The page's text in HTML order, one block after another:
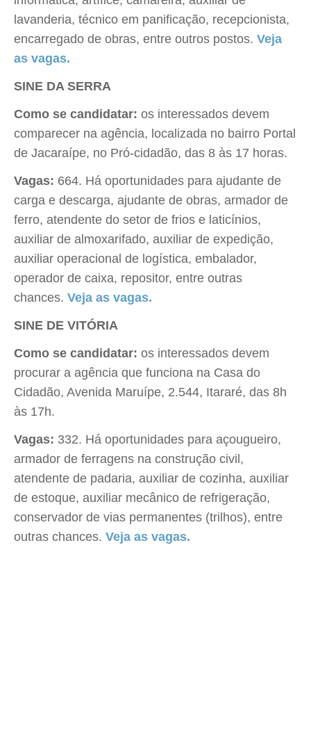
lavanderia, técnico em panificação, recepcionista,
encarregado de obras, entre outros postos. Veja
as vagas.
SINE DA SERRA
Como se candidatar: os interessados devem
comparecer na agência, localizada no bairro Portal
de Jacaraípe, no Pró-cidadão, das 8 às 17 horas.
Vagas: 664. Há oportunidades para ajudante de
carga e descarga, ajudante de obras, armador de
ferro, atendente do setor de frios e laticínios,
auxiliar de almoxarifado, auxiliar de expedição,
auxiliar operacional de logística, embalador,
operador de caixa, repositor, entre outras
chances. Veja as vagas.
SINE DE VITÓRIA
Como se candidatar: os interessados devem
procurar a agência que funciona na Casa do
Cidadão, Avenida Maruípe, 2.544, Itararé, das 8h
às 17h.
Vagas: 332. Há oportunidades para açougueiro,
armador de ferragens na construção civil,
atendente de padaria, auxiliar de cozinha, auxiliar
de estoque, auxiliar mecânico de refrigeração,
conservador de vias permanentes (trilhos), entre
outras chances. Veja as vagas.